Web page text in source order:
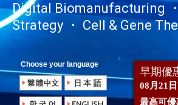
Digital Biomanufacturing
Strategy ・ Cell & Gene
Choose your language
早期優
08月21
最高可優